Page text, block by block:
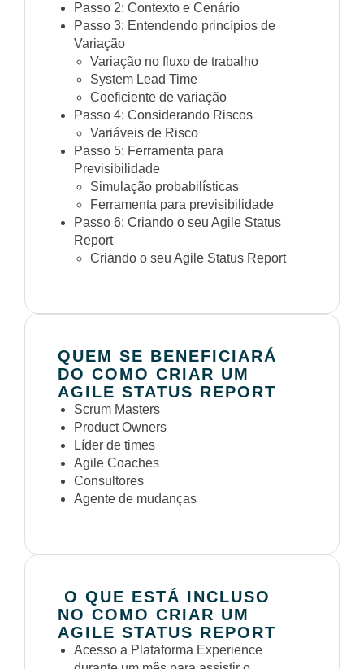
Passo 2: Contexto e Cenário
Passo 3: Entendendo princípios de
Variação
Variação no fluxo de trabalho
System Lead Time
Coeficiente de variação
Passo 4: Considerando Riscos
Variáveis de Risco
Passo 5: Ferramenta para
Previsibilidade
Simulação probabilísticas
Ferramenta para previsibilidade
Passo 6: Criando o seu Agile Status
Report
Criando o seu Agile Status Report
QUEM SE BENEFICIARÁ
DO COMO CRIAR UM
AGILE STATUS REPORT
Scrum Masters
Product Owners
Líder de times
Agile Coaches
Consultores
Agente de mudanças
O QUE ESTÁ INCLUSO
NO COMO CRIAR UM
AGILE STATUS REPORT
Acesso a Plataforma Experience